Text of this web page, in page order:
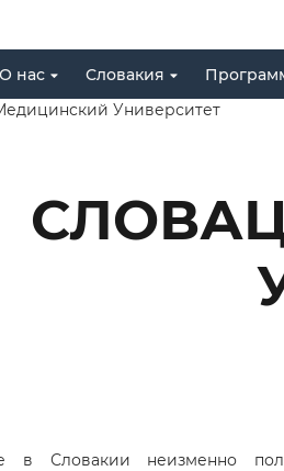
О нас Словакия
Университет
в Словакии неизменно